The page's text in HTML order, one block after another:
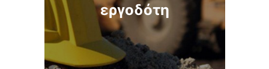
εργοδότη